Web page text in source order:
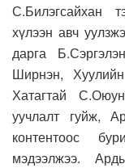
С.Билэгсайхан
хүлээн авч
дарга
Ширнэн,
Хатагтай
уучлалт гуйж,
контентоос
мэдээлжээ.